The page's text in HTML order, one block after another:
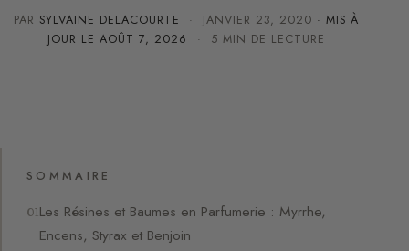
PAR SYLVAINE DELACOURTE · JANVIER 23, 2020 · MIS À
JOUR LEAOÛT 7, 2026 · 5 MIN DE LECTURE
SOMMAIRE
Les Résines et Baumes en Parfumerie : Myrrhe,
Encens, Styrax et Benjoin